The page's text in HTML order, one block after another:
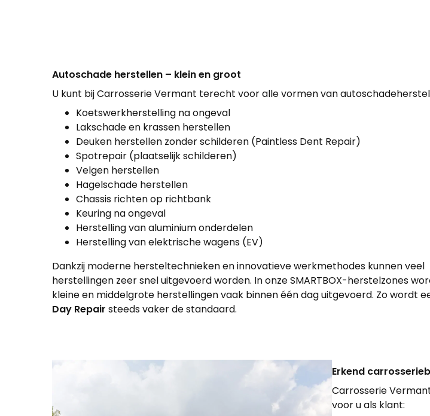
Autoschade herstellen – klein en groot
U kunt bij Carrosserie Vermant terecht voor alle vormen van
Koetswerkherstelling na ongeval
Lakschade en krassen herstellen
Deuken herstellen zonder schilderen (Paintless Dent Repair)
Spotrepair (plaatselijk schilderen)
Velgen herstellen
Hagelschade herstellen
Chassis richten op richtbank
Keuring na ongeval
Herstelling van aluminium onderdelen
Herstelling van elektrische wagens (EV)
Dankzij moderne hersteltechnieken en innovatieve werkmethodes kunnen veel
herstellingen zeer snel uitgevoerd worden. In onze SMARTBOX-herstelzones
kleine en middelgrote herstellingen vaak binnen één dag uitgevoerd. Zo wordt
Day Repair steeds vaker de standaard.
Erkend
Carrosserie
voor u als klant: